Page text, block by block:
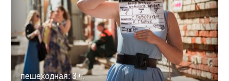
пешеходная: 3 ч.